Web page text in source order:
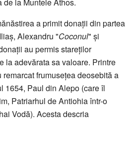
a primit donații din partea
Alexandru "Coconul" și
au permis stareților
la adevărata sa valoare. Printre
frumusețea deosebită a
1654, Paul din Alepo (care îl
Patriarhul de Antiohia într-o
Vodă). Acesta descria